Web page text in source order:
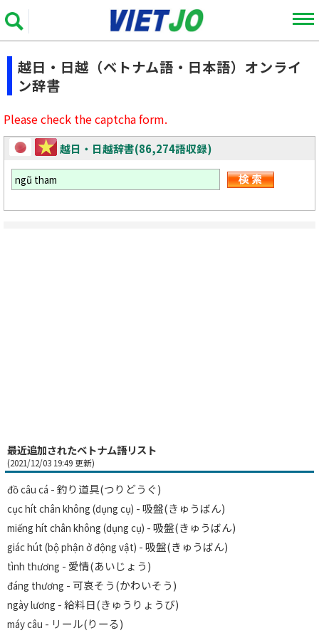
越日・日越（ベトナム語・日本語）オンライ
ン辞書
Please check the captcha form.
越日・日越辞書(86,274語収録)
最近追加されたベトナム語リスト
(2021/12/03 19:49 更新)
đồ câu cá - 釣り道具(つりどうぐ)
cục hít chân không (dụng cụ) - 吸盤(きゅうばん)
miếng hít chân không (dụng cụ) - 吸盤(きゅうばん)
giác hút (bộ phận ở động vật) - 吸盤(きゅうばん)
tình thương - 愛情(あいじょう)
đáng thương - 可哀そう(かわいそう)
ngày lương - 給料日(きゅうりょうび)
máy câu - リール(りーる)